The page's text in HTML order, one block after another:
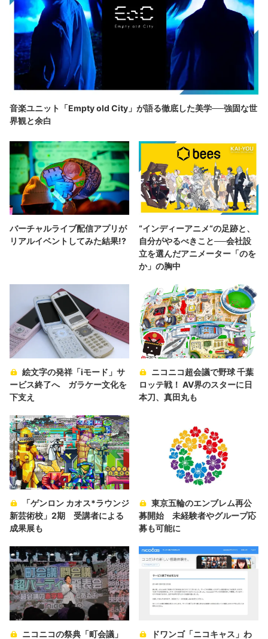
音楽ユニット「Empty old City」が語る徹底した美学──強固な世
界観と余白
バーチャルライブ配信アプリが
リアルイベントしてみた結果!?
“インディーアニメ“の足跡と、
自分がやるべきこと──会社設
立を選んだアニメーター「のを
か」の胸中
絵文字の発祥「iモード」サ
ービス終了へ ガラケー文化を
下支え
ニコニコ超会議で野球 千葉
ロッテ戦！ AV界のスターに日
本刀、真田丸も
「ゲンロン カオス*ラウンジ
新芸術校」2期 受講者による
成果展も
東京五輪のエンブレム再公
募開始 未経験者やグループ応
募も可能に
ニコニコの祭典「町会議」 ドワンゴ「ニコキャス」わ